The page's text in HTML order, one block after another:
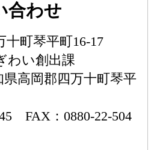
合わせ
十町琴平町16-17
わい創出課
高岡郡四万十町琴平
FAX：0880-22-504